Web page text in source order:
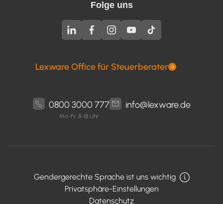
Folge uns
Lexware Office für Steuerberater
0800 3000 777
Mo-Fr: 8-18 Uhr
info@lexware.de
Privatsphäre-Einstellungen
Datenschutz
Gendergerechte Sprache ist uns wichtig